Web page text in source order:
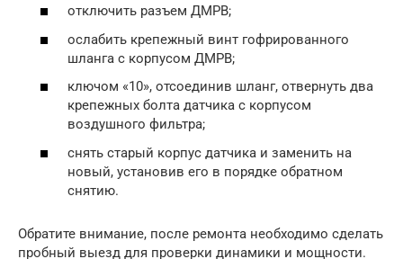
отключить разъем ДМРВ;
ослабить крепежный винт гофрированного
шланга с корпусом ДМРВ;
ключом «10», отсоединив шланг, отвернуть два
крепежных болта датчика с корпусом
воздушного фильтра;
снять старый корпус датчика и заменить на
новый, установив его в порядке обратном
снятию.
Обратите внимание, после ремонта необходимо сделать
пробный выезд для проверки динамики и мощности.